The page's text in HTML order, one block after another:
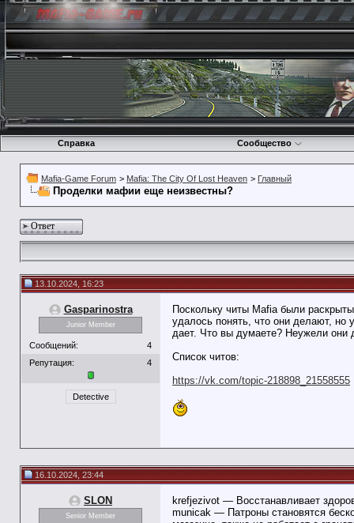
Справка Сообщество
Mafia-Game Forum > Mafia: The City Of Lost Heaven > Главный
Проделки мафии еще неизвестны?
Ответ
13.10.2024, 16:23
Gasparinostra
Junior Member
Сообщений:
4
Репутация:
4
Detective
Поскольку читы Mafia были
удалось понять, что они делают, но
дает. Что вы думаете? Неужели они
Список читов:
https://vk.com/topic-218898_21558555
16.10.2024, 23:44
SLON
Senior Member
krefjezivot — Восстанавливает
municak — Патроны становятся